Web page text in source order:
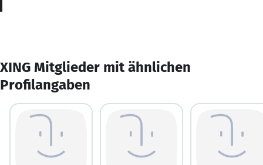
XING Mitglieder mit ähnlichen
Profilangaben